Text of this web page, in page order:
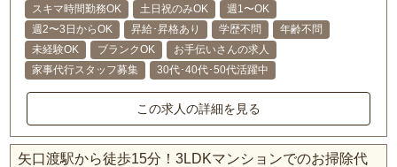
スキマ時間勤務OK 土日祝のみOK
週1〜OK
週2〜3日からOK
昇給･昇格あり 学歴不問
年齢不問
未経験OK
ブランクOK
お手伝いさんの求人
家事代行スタッフ募集
30代･40代･50代活躍中
この求人の詳細を見る
矢口渡駅から徒歩15分！3LDKマンションでのお掃除代